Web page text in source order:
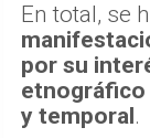
En total, se
por su
etnográfico
y temporal.